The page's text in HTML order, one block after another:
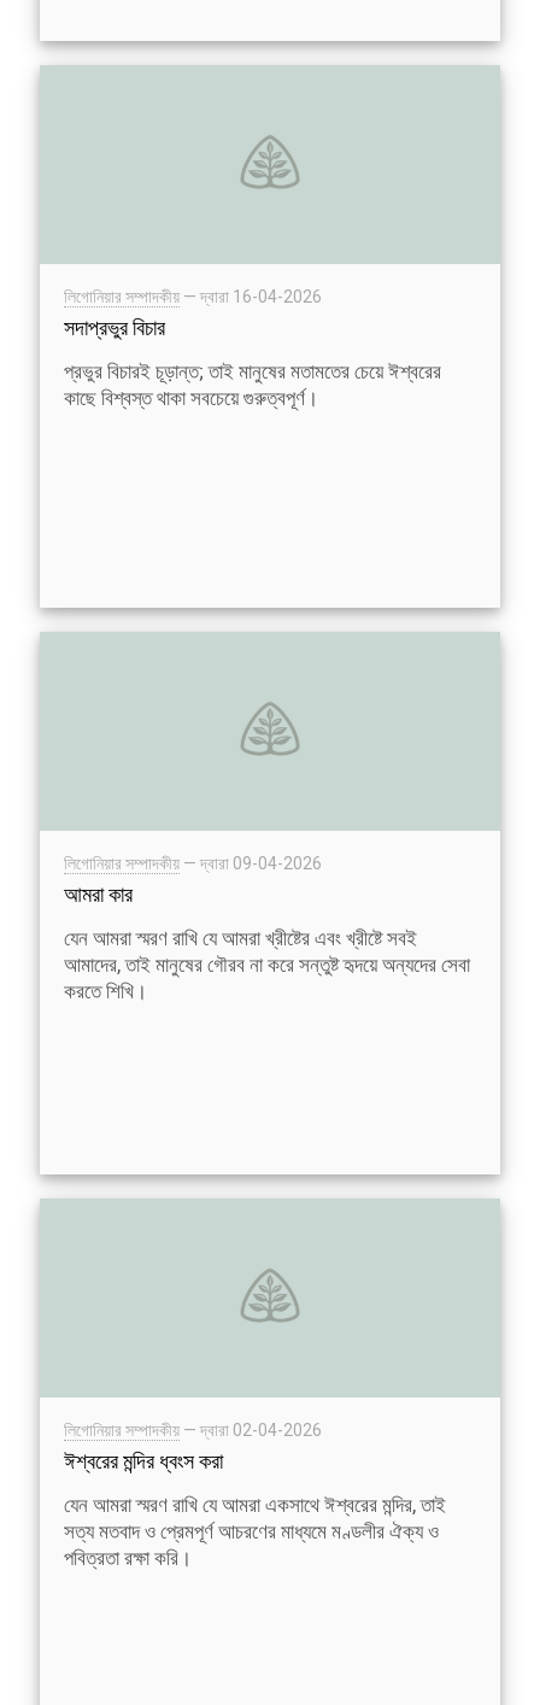
লিগোনিয়ার সম্পাদকীয় — দ্বারা 16-04-2026
সদাপ্রভুর বিচার
প্রভুর বিচারই চূড়ান্ত; তাই মানুষের মতামতের চেয়ে ঈশ্বরের
কাছে বিশ্বস্ত থাকা সবচেয়ে গুরুত্বপূর্ণ।
লিগোনিয়ার সম্পাদকীয় — দ্বারা 09-04-2026
আমরা কার
যেন আমরা স্মরণ রাখি যে আমরা খ্রীষ্টের এবং খ্রীষ্টে সবই
আমাদের, তাই মানুষের গৌরব না করে সন্তুষ্ট হৃদয়ে অন্যদের সেবা
করতে শিখি।
লিগোনিয়ার সম্পাদকীয় — দ্বারা 02-04-2026
ঈশ্বরের মন্দির ধ্বংস করা
যেন আমরা স্মরণ রাখি যে আমরা একসাথে ঈশ্বরের মন্দির, তাই
সত্য মতবাদ ও প্রেমপূর্ণ আচরণের মাধ্যমে মণ্ডলীর ঐক্য ও
পবিত্রতা রক্ষা করি।